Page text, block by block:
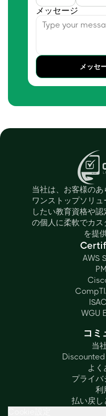
メッセージ
メッセ
当社は、お客様の
ワンストップソリ
したい教育資格や
の個人に柔軟でカ
を提
AWS
WGU
コミ
当
よく
プライバ
利
払い戻し